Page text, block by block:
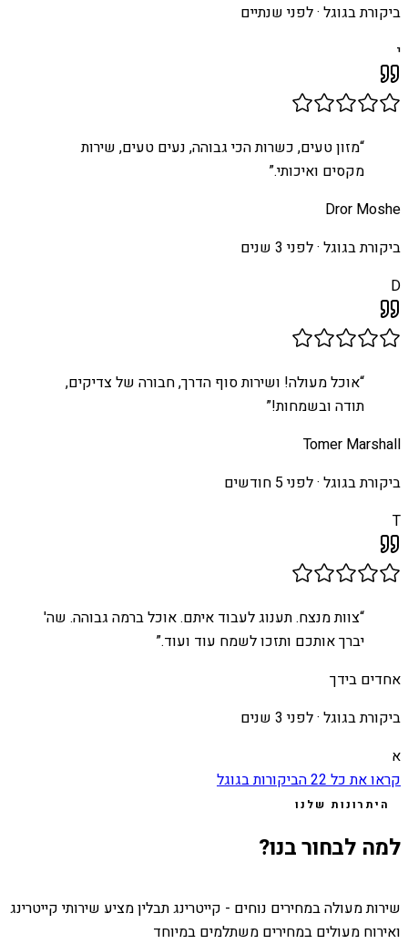
ביקורת בגוגל ·לפני שנתיים
י
“מזון טעים, כשרות הכי גבוהה, נעים טעים, שירות
מקסים ואיכותי.”
Dror Moshe
ביקורת בגוגל ·לפני 3 שנים
D
“אוכל מעולה! ושירות סוף הדרך, חבורה של צדיקים,
תודה ובשמחות!”
Tomer Marshall
ביקורת בגוגל ·לפני 5 חודשים
T
“צוות מנצח. תענוג לעבוד איתם. אוכל ברמה גבוהה. שה'
יברך אותכם ותזכו לשמח עוד ועוד.”
אחדים בידך
ביקורת בגוגל ·לפני 3 שנים
א
קראו את כל22הביקורות בגוגל
היתרונות שלנו
למה לבחור בנו?
שירות מעולה במחירים נוחים - קייטרינג תבלין מציע שירותי קייטרינג
ואירוח מעולים במחירים משתלמים במיוחד